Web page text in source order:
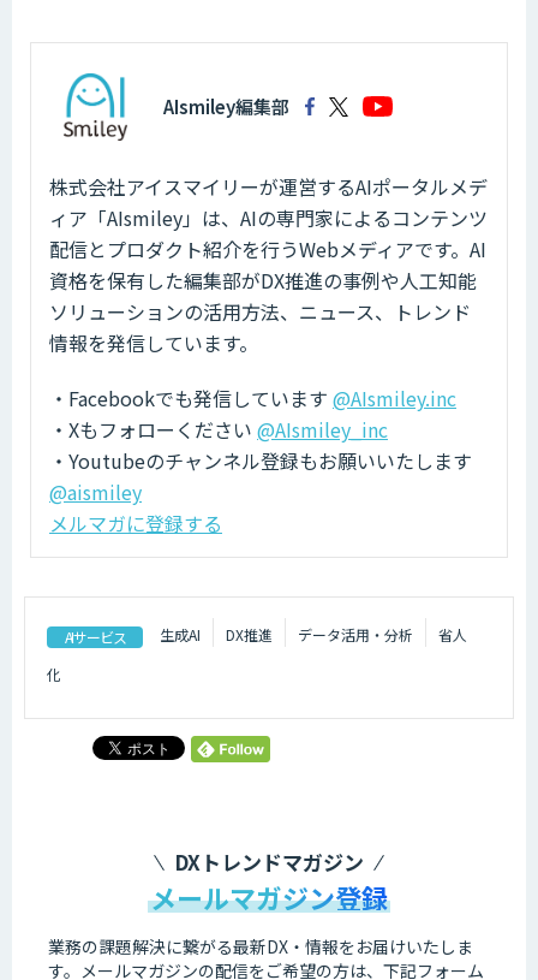
AIsmiley編集部
株式会社アイスマイリーが運営するAIポータルメデ
ィア「AIsmiley」は、AIの専門家によるコンテンツ
配信とプロダクト紹介を行うWebメディアです。AI
資格を保有した編集部がDX推進の事例や人工知能
ソリューションの活用方法、ニュース、トレンド
情報を発信しています。
・Facebookでも発信しています @AIsmiley.inc
・Xもフォローください @AIsmiley_inc
・Youtubeのチャンネル登録もお願いいたします
@aismiley
メルマガに登録する
AIサービス 生成AI DX推進 データ活用・分析
省人
化
DXトレンドマガジン
メールマガジン登録
業務の課題解決に繋がる最新DX・情報をお届けいたしま
す。 メールマガジンの配信をご希望の方は、下記フォーム